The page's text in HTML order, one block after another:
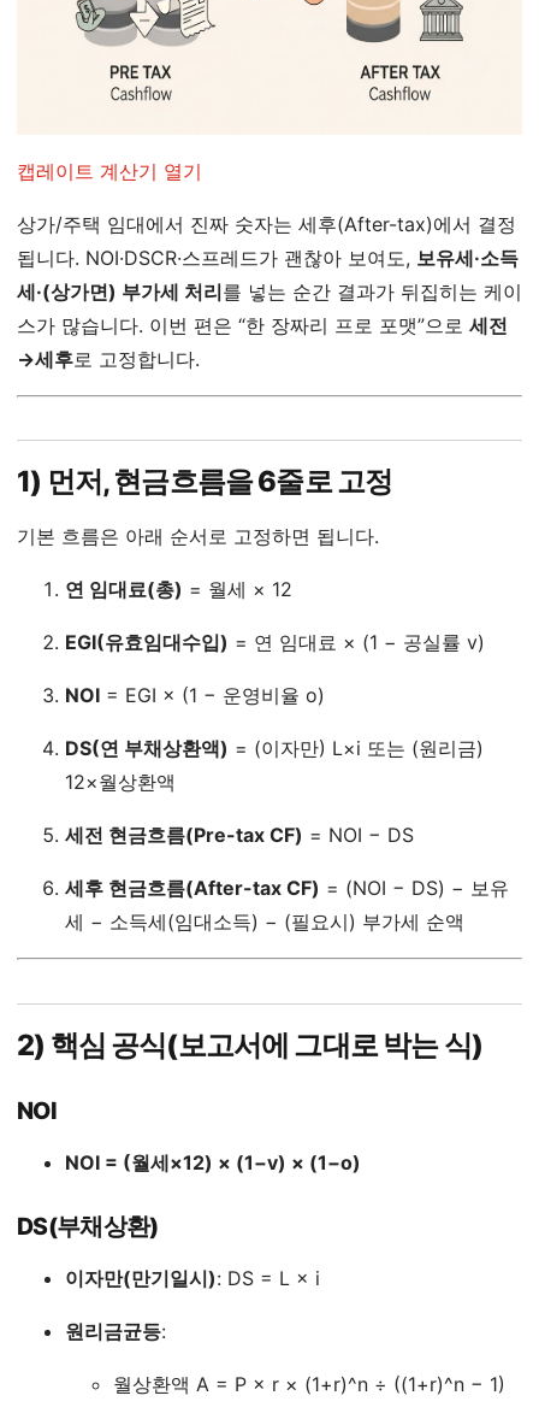
캡레이트 계산기 열기
상가/주택 임대에서 진짜 숫자는 세후(After-tax)에서 결정
됩니다. NOI·DSCR·스프레드가 괜찮아 보여도, 보유세·소득
세·(상가면) 부가세 처리를 넣는 순간 결과가 뒤집히는 케이
스가 많습니다. 이번 편은 “한 장짜리 프로 포맷”으로 세전
→세후로 고정합니다.
1) 먼저, 현금흐름을 6줄로 고정
기본 흐름은 아래 순서로 고정하면 됩니다.
연 임대료(총) = 월세 × 12
EGI(유효임대수입) = 연 임대료 × (1 − 공실률 v)
NOI = EGI × (1 − 운영비율 o)
DS(연 부채상환액) = (이자만) L×i 또는 (원리금)
12×월상환액
세전 현금흐름(Pre-tax CF) = NOI − DS
세후 현금흐름(After-tax CF) = (NOI − DS) − 보유
세 − 소득세(임대소득) − (필요시) 부가세 순액
2) 핵심 공식(보고서에 그대로 박는 식)
NOI
NOI = (월세×12) × (1−v) × (1−o)
DS(부채상환)
이자만(만기일시): DS = L × i
원리금균등:
월상환액 A = P × r × (1+r)^n ÷ ((1+r)^n − 1)